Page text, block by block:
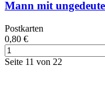
Mann mit
Postkarten
0,80 €
Seite 11 von 22